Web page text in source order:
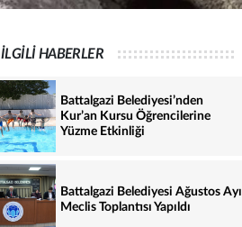
İLGİLİ HABERLER
Battalgazi Belediyesi’nden
Kur’an Kursu Öğrencilerine
Yüzme Etkinliği
Battalgazi Belediyesi Ağustos Ayı
Meclis Toplantısı Yapıldı